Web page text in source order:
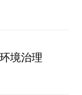
境治理